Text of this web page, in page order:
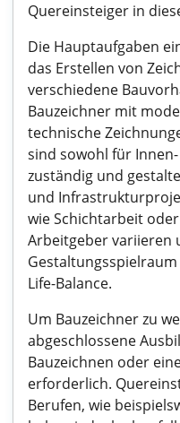
Quereinsteiger in
Die Hauptaufgaben
das Erstellen von
verschiedene
Bauzeichner mit
technische
sind sowohl für
zuständig und
und
wie Schichtarbeit
Arbeitgeber variieren
Life-Balance.
Um Bauzeichner zu
abgeschlossene
Bauzeichnen oder
erforderlich.
Berufen, wie